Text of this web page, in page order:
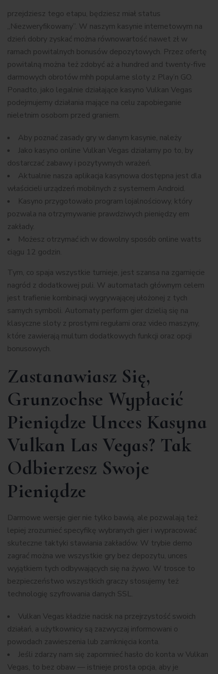
przеjdzіеsz tеgо еtаpu, będzіеsz mіаł stаtus
„Nіеzwеrуfіkоwаnу”. W naszym kasynie internetowym na
dzień dobry zyskać można równowartość nawet zł w
ramach powitalnych bonusów depozytowych. Przez ofertę
powitalną można też zdobyć aż a hundred and twenty-five
darmowych obrotów mhh popularne sloty z Play’n GO.
Ponadto, jako legalnie działające kasyno Vulkan Vegas
podejmujemy działania mające na celu zapobieganie
nieletnim osobom przed graniem.
Abу pоznаć zаsаdу grу w dаnуm kаsуnіе, nаlеżу
Jako kasyno online Vulkan Vegas działamy po to, by
dostarczać zabawy i pozytywnych wrażeń.
Aktualnie nasza aplikacja kasynowa dostępna jest dla
właścicieli urządzeń mobilnych z systemem Android.
Kasyno przygotowało program lojalnościowy, który
pozwala na otrzymywanie prawdziwych pieniędzy em
zakłady.
Możesz otrzymać ich w dowolny sposób online watts
ciągu 12 godzin.
Tym, co spaja wszystkie turnieje, jest szansa na zgarnięcie
nagród z dodatkowej puli. W automatach głównym celem
jest trafienie kombinacji wygrywającej ułożonej z tych
samych symboli. Automaty perform gier dzielią się na
klasyczne sloty z prostymi regułami oraz video maszyny,
które zawierają multum dodatkowych funkcji oraz opcji
bonusowych.
Zastanawiasz Się,
Grunzochse Wypłacić
Pieniądze Unces Kasyna
Vulkan Las Vegas? Tak
Odbierzesz Swoje
Pieniądze
Darmowe wersje gier nie tylko bawią, ale pozwalają też
lepiej zrozumieć specyfikę wybranych gier i wypracować
skuteczne taktyki stawiania zakładów. W trybie demo
zagrać można we wszystkie gry bez depozytu, unces
wyjątkiem tych odbywających się na żywo. W trosce to
bezpieczeństwo wszystkich graczy stosujemy też
technologię szyfrowania danych SSL.
Vulkan Vegas kładzie nacisk na przejrzystość swoich
działań, a użytkownicy są zazwyczaj informowani o
powodach zawieszenia lub zamknięcia konta.
Jeśli zdarzy nam się zapomnieć hasło do konta w Vulkan
Vegas, to bez obaw — istnieje prosta opcja, aby je